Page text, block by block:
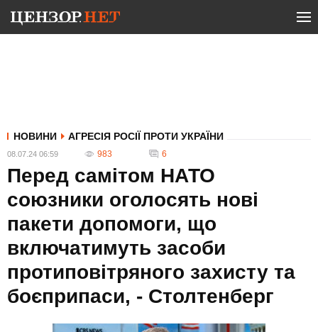
НОВИНИ АГРЕСІЯ РОСІЇ ПРОТИ УКРАЇНИ
08.07.24 06:59 983 6
Перед самітом НАТО
союзники оголосять нові
пакети допомоги, що
включатимуть засоби
протиповітряного захисту та
боєприпаси, - Столтенберг